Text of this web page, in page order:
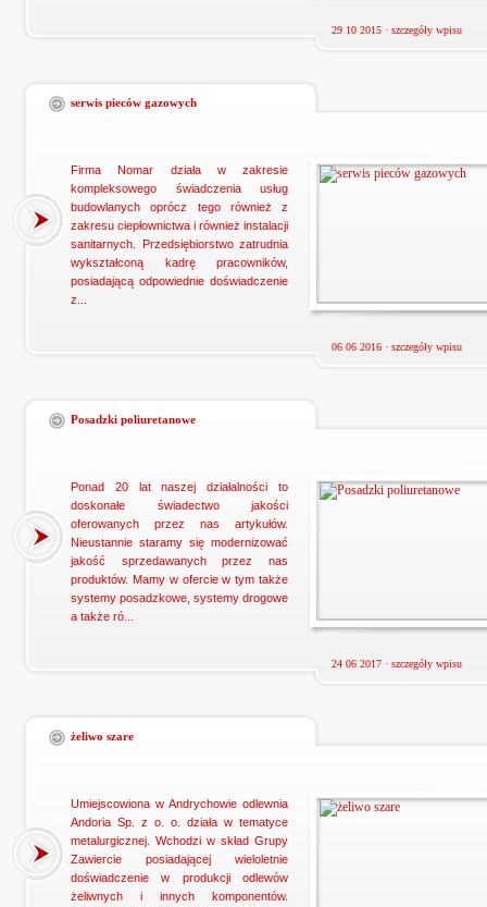
29 10 2015 · szczegóły wpisu
serwis pieców gazowych
Firma Nomar działa w zakresie
kompleksowego świadczenia usług
budowlanych oprócz tego również z
zakresu ciepłownictwa i również instalacji
sanitarnych. Przedsiębiorstwo zatrudnia
wykształconą kadrę pracowników,
posiadającą odpowiednie doświadczenie
z...
06 06 2016 · szczegóły wpisu
Posadzki poliuretanowe
Ponad 20 lat naszej działalności to
doskonałe świadectwo jakości
oferowanych przez nas artykułów.
Nieustannie staramy się modernizować
jakość sprzedawanych przez nas
produktów. Mamy w ofercie w tym także
systemy posadzkowe, systemy drogowe
a także ró...
24 06 2017 · szczegóły wpisu
żeliwo szare
Umiejscowiona w Andrychowie odlewnia
Andoria Sp. z o. o. działa w tematyce
metalurgicznej. Wchodzi w skład Grupy
Zawiercie posiadającej wieloletnie
doświadczenie w produkcji odlewów
żeliwnych i innych komponentów.